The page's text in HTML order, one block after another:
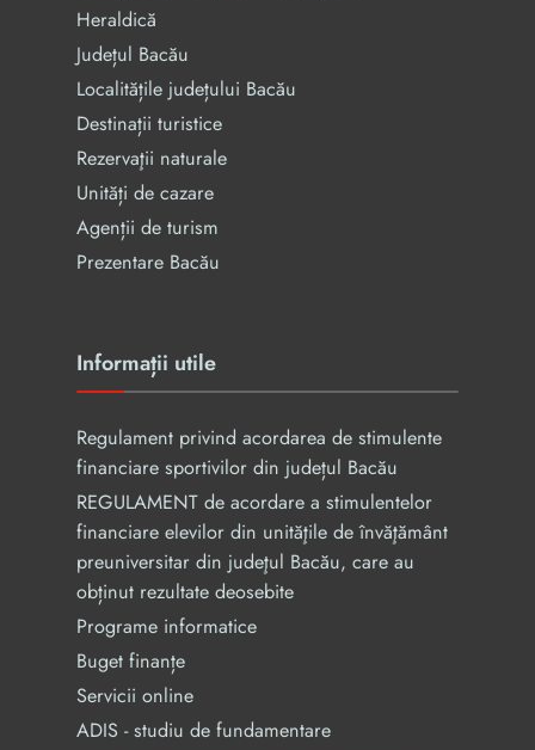
Heraldică
Județul Bacău
Localitățile județului Bacău
Destinații turistice
Rezervaţii naturale
Unități de cazare
Agenții de turism
Prezentare Bacău
Informații utile
Regulament privind acordarea de stimulente
financiare sportivilor din județul Bacău
REGULAMENT de acordare a stimulentelor
financiare elevilor din unităţile de învăţământ
preuniversitar din judeţul Bacău, care au
obținut rezultate deosebite
Programe informatice
Buget finanțe
Servicii online
ADIS - studiu de fundamentare